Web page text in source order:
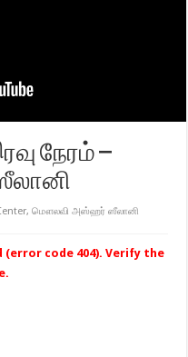
நேரம் –
,மௌலவி அஸ்ஹர் ஸீலானி
code 404). Verify the